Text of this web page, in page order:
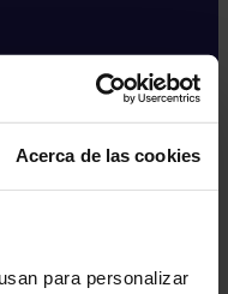
Acerca de las cookies
para personalizar